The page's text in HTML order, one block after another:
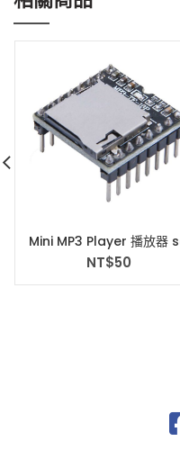
Mini MP3 Player 播放器
卡 音樂 DFPlayer
NT$50